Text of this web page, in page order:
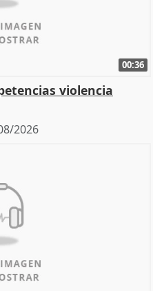
00:36
violencia
2026